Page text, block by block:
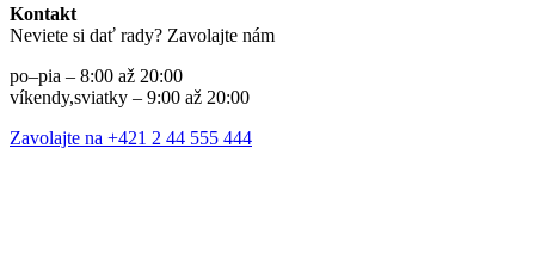
Kontakt
Neviete si dať rady? Zavolajte nám
po–pia – 8:00 až 20:00
víkendy,sviatky – 9:00 až 20:00
Zavolajte na +421 2 44 555 444